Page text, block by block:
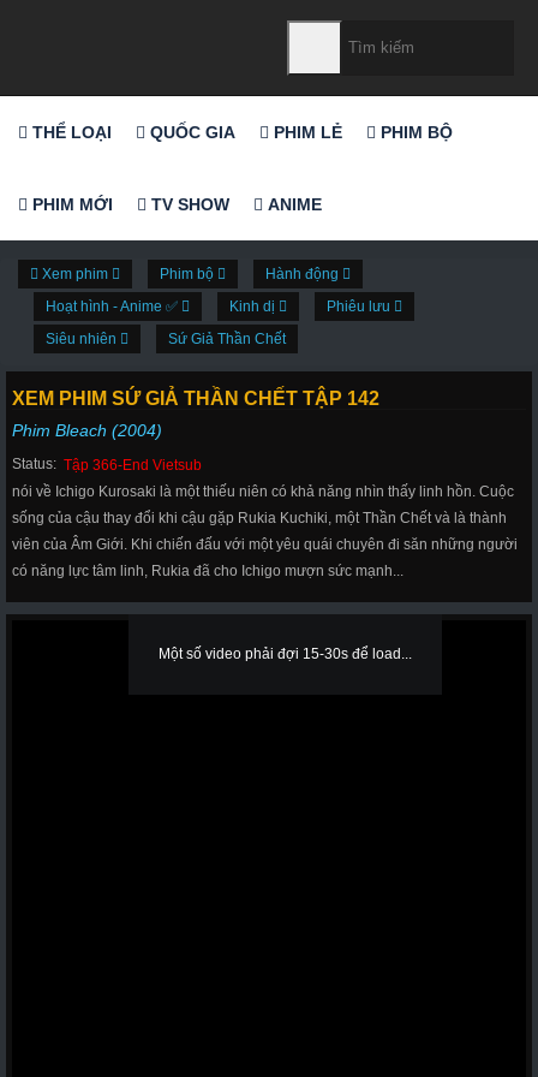
THỂ LOẠI QUỐC GIA PHIM LẺ PHIM BỘ
PHIM MỚI TV SHOW ANIME
Xem phim Phim bộ
Hành động
Hoạt hình - Anime ✅
Kinh dị
Phiêu lưu
Siêu nhiên
Sứ Giả Thần Chết
XEM PHIM SỨ GIẢ THẦN CHẾT TẬP 142
Phim Bleach (2004)
Status: Tập 366-End Vietsub
nói về Ichigo Kurosaki là một thiếu niên có khả năng nhìn thấy linh hồn. Cuộc
sống của cậu thay đổi khi cậu gặp Rukia Kuchiki, một Thần Chết và là thành
viên của Âm Giới. Khi chiến đấu với một yêu quái chuyên đi săn những người
có năng lực tâm linh, Rukia đã cho Ichigo mượn sức mạnh...
Một số video phải đợi 15-30s để load...